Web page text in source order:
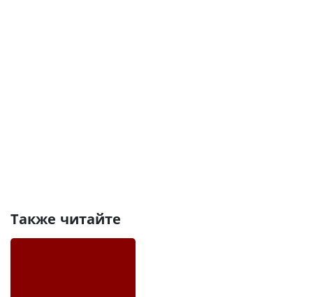
Также читайте